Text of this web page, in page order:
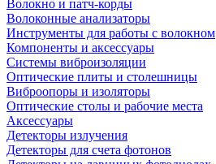
Волокно и патч-корды
Волоконные анализаторы
Инструменты для работы с волокном
Компоненты и аксессуары
Системы виброизоляции
Оптические плиты и столешницы
Виброопоры и изоляторы
Оптические столы и рабочие места
Аксессуары
Детекторы излучения
Детекторы для счета фотонов